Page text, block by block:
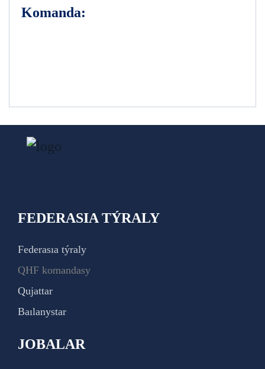
Komanda:
FEDERASIA TÝRALY
Federasıa týraly
QHF komandasy
Qujattar
Baılanystar
JOBALAR